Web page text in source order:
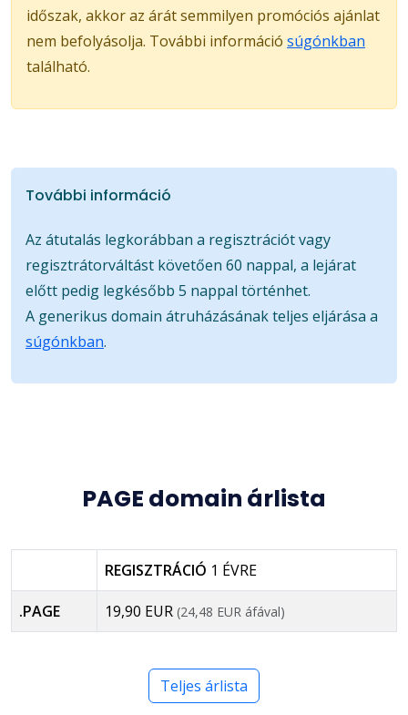
időszak, akkor az árát semmilyen promóciós ajánlat
nem befolyásolja. További információ súgónkban
található.
További információ
Az átutalás legkorábban a regisztrációt vagy
regisztrátorváltást követően 60 nappal, a lejárat
előtt pedig legkésőbb 5 nappal történhet.
A generikus domain átruházásának teljes eljárása a
súgónkban.
PAGE domain árlista
REGISZTRÁCIÓ 1 ÉVRE
.PAGE 19,90 EUR (24,48 EUR áfával)
Teljes árlista